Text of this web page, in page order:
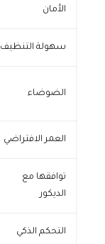
الأمان
سهولة التنظيف
الضوضاء
العمر الافتراضي
توافقها مع
الديكور
التحكم الذكي